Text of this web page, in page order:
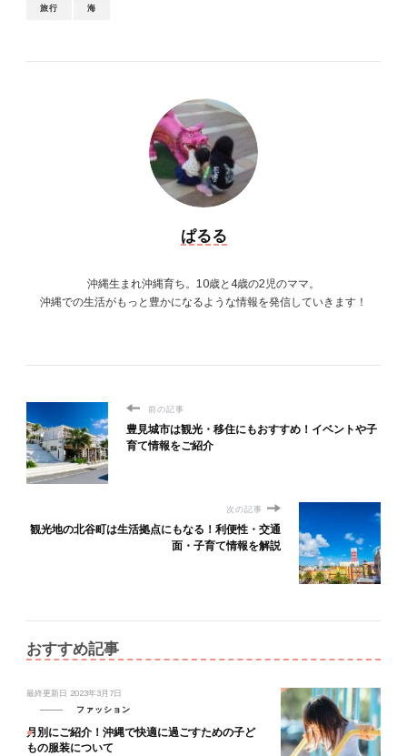
旅行 海
ぱるる
沖縄生まれ沖縄育ち。10歳と4歳の2児のママ。
沖縄での生活がもっと豊かになるような情報を発信していきます！
前の記事
豊見城市は観光・移住にもおすすめ！イベントや子
育て情報をご紹介
次の記事
観光地の北谷町は生活拠点にもなる！利便性・交通
面・子育て情報を解説
おすすめ記事
最終更新日 2023年3月7日
ファッション
月別にご紹介！沖縄で快適に過ごすための子ど
もの服装について